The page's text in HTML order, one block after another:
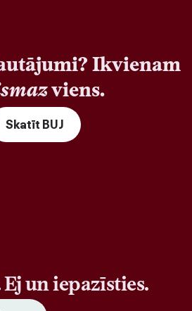
Ikvienam
viens.
Skatīt BUJ
un iepazīsties.